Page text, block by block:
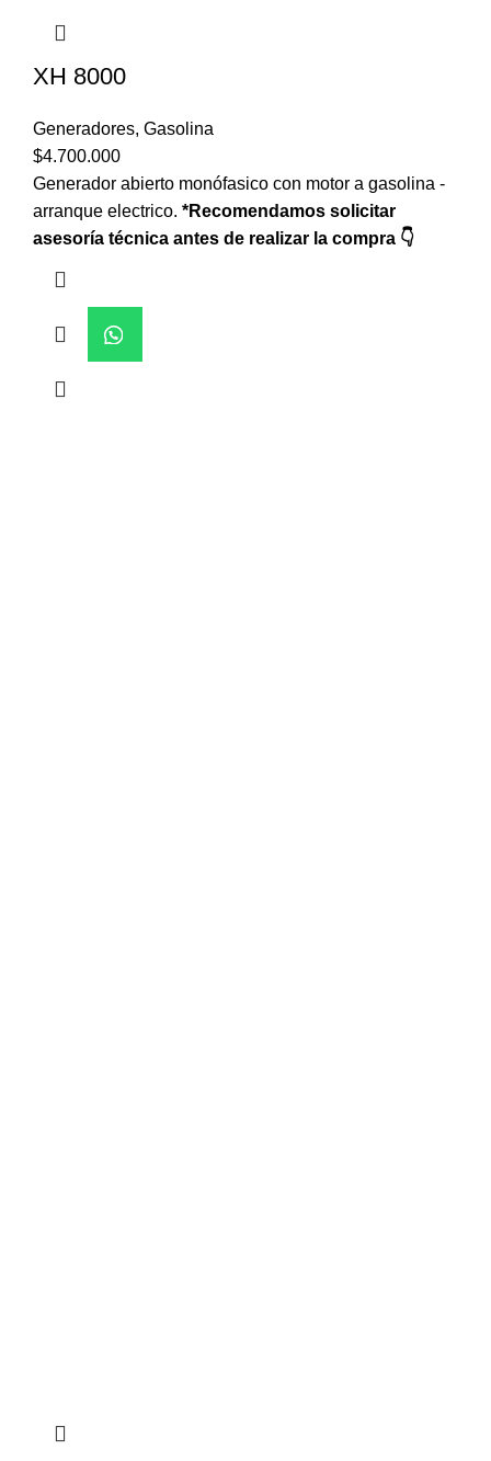
XH 8000
Generadores, Gasolina
$4.700.000
Generador abierto monófasico con motor a gasolina -
arranque electrico. *Recomendamos solicitar
asesoría técnica antes de realizar la compra 👇